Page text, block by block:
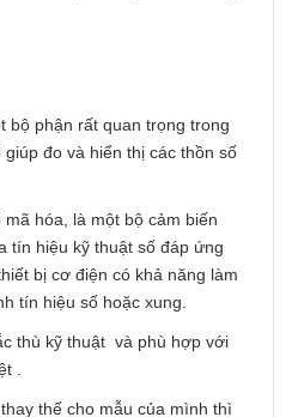
bộ phận rất quan trọng trong
đo và hiển thị các thồn số
hóa, là một bộ cảm biến
tín hiệu kỹ thuật số đáp ứng
bị cơ điện có khả năng làm
tín hiệu số hoặc xung.
thù kỹ thuật và phù hợp với
.
thế cho mẫu của mình thì